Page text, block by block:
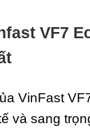
VF7
VinFast
và sang